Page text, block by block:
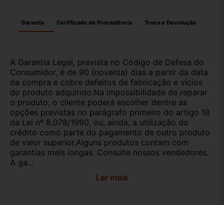
Garantia Certificado de Procedência Troca e Devolução
A Garantia Legal, prevista no Código de Defesa do
Consumidor, é de 90 (noventa) dias a partir da data
da compra e cobre defeitos de fabricação e vícios
do produto adquirido.Na impossibilidade de reparar
o produto, o cliente poderá escolher dentre as
opções previstas no parágrafo primeiro do artigo 18
da Lei nº 8.078/1990, ou, ainda, a utilização do
crédito como parte do pagamento de outro produto
de valor superior.Alguns produtos contam com
garantias mais longas. Consulte nossos vendedores.
A ga...
Ler mais